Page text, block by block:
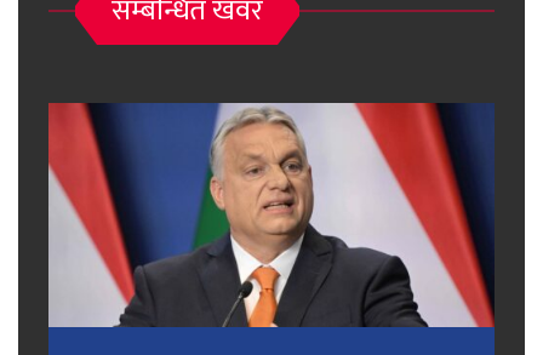
सम्बन्धित खवर